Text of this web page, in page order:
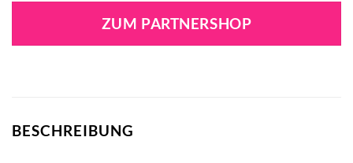
war:
7,99 €
ist:
7,36 €.
ZUM PARTNERSHOP
BESCHREIBUNG